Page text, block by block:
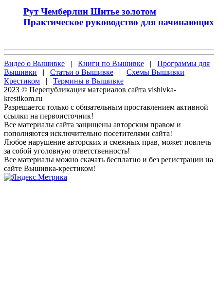
Рут Чемберлин Шитье золотом
Практическое руководство для начинающих
Видео о Вышивке | Книги по Вышивке | Программы для
Вышивки | Статьи о Вышивке | Схемы Вышивки
Крестиком | Термины в Вышивке
2023 © Перепубликация материалов сайта vishivka-
krestikom.ru
Разрешается только с обязательным проставлением активной
ссылки на первоисточник!
Все материалы сайта защищены авторским правом и
пополняются исключительно посетителями сайта!
Любое нарушение авторских и смежных прав, может повлечь
за собой уголовную ответственность!
Все материалы можно скачать бесплатно и без регистрации на
сайте Вышивка-крестиком!